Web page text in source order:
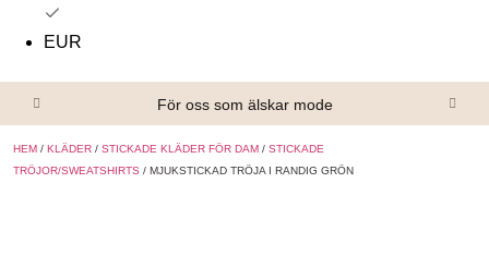
EUR
För oss som älskar mode
HEM / KLÄDER / STICKADE KLÄDER FÖR DAM / STICKADE
TRÖJOR/SWEATSHIRTS / MJUKSTICKAD TRÖJA I RANDIG GRÖN